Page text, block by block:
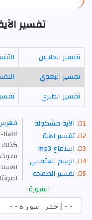
تفسير الآية 94 - سورة
تفسير الجلالين
تفسير البغوي
تفسير الطبري
الآية مشكولة
تفسير الآية
استماع mp3
الرسم العثماني
تفسير الصفحة
كذلك
بصوت
السورة :